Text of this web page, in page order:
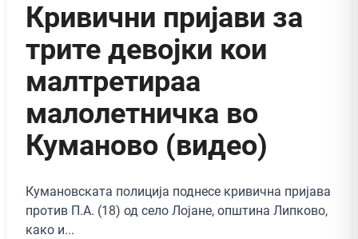
Кривични пријави за
трите девојки кои
малтретираа
малолетничка во
Куманово (видео)
Кумановската полиција поднесе кривична пријава
против П.А. (18) од село Лојане, општина Липково,
како и...